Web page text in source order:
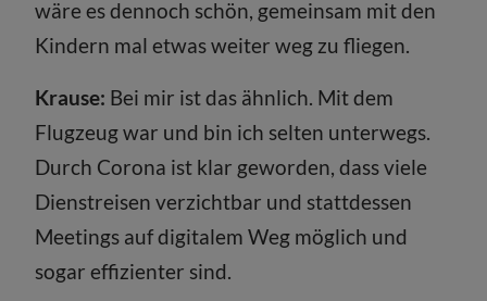
wäre es dennoch schön, gemeinsam mit den
Kindern mal etwas weiter weg zu fliegen.
Krause: Bei mir ist das ähnlich. Mit dem
Flugzeug war und bin ich selten unterwegs.
Durch Corona ist klar geworden, dass viele
Dienstreisen verzichtbar und stattdessen
Meetings auf digitalem Weg möglich und
sogar effizienter sind.